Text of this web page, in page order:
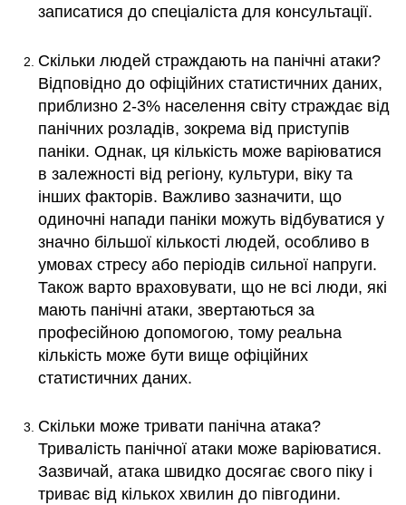
записатися до спеціаліста для консультації.
Скільки людей страждають на панічні атаки?
Відповідно до офіційних статистичних даних,
приблизно 2-3% населення світу страждає від
панічних розладів, зокрема від приступів
паніки. Однак, ця кількість може варіюватися
в залежності від регіону, культури, віку та
інших факторів. Важливо зазначити, що
одиночні напади паніки можуть відбуватися у
значно більшої кількості людей, особливо в
умовах стресу або періодів сильної напруги.
Також варто враховувати, що не всі люди, які
мають панічні атаки, звертаються за
професійною допомогою, тому реальна
кількість може бути вище офіційних
статистичних даних.
Скільки може тривати панічна атака?
Тривалість панічної атаки може варіюватися.
Зазвичай, атака швидко досягає свого піку і
триває від кількох хвилин до півгодини.